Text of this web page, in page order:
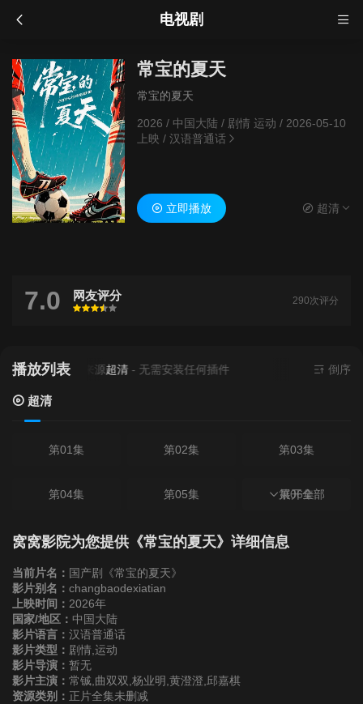
电视剧
常宝的夏天
常宝的夏天
2026 / 中国大陆 / 剧情 运动/ 2026-05-10
上映 / 汉语普通话
立即播放 超清
7.0 网友评分
很差
较差还行推荐力荐
290次评分
播放列表
当前资源来源 超清- 无需安装任何插件 倒序
超清
第01集 第02集 第03集
第04集 第05集 第06集
第07集 第08集 第09集
第10集
展开全部
窝窝影院为您提供《常宝的夏天》详细信息
当前片名： 国产剧《常宝的夏天》
影片别名： changbaodexiatian
上映时间： 2026年
国家/地区： 中国大陆
影片语言： 汉语普通话
影片类型： 剧情,运动
影片导演： 暂无
影片主演： 常铖,曲双双,杨业明,黄澄澄,邱嘉棋
资源类别： 正片全集未删减